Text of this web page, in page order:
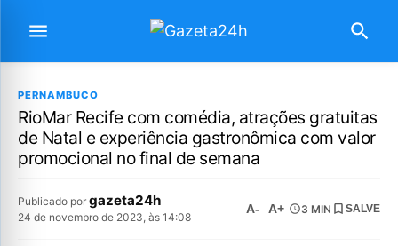
PERNAMBUCO
RioMar Recife com comédia, atrações gratuitas
de Natal e experiência gastronômica com valor
promocional no final de semana
Publicado por gazeta24h
24 de novembro de 2023, às 14:08
A- A+ 3 MIN SALVE